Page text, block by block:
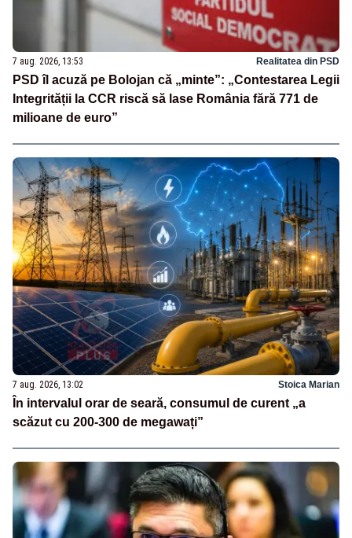
7 aug. 2026, 13:53 Realitatea din PSD
PSD îl acuză pe Bolojan că „minte”: „Contestarea Legii
Integrității la CCR riscă să lase România fără 771 de
milioane de euro”
7 aug. 2026, 13:02 Stoica Marian
În intervalul orar de seară, consumul de curent „a
scăzut cu 200-300 de megawați”